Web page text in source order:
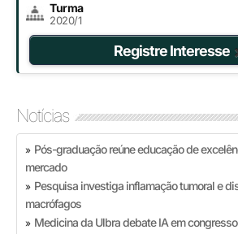
Turma
2020/1
Registre Interesse
Notícias
» Pós-graduação reúne educação de
mercado
» Pesquisa investiga inflamação tumoral e
macrófagos
» Medicina da Ulbra debate IA em